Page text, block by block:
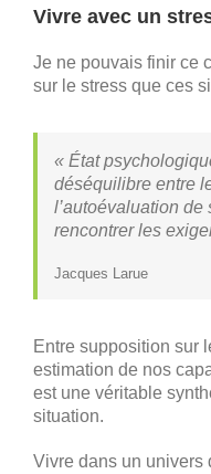
Vivre avec un
Je ne pouvais finir ce
sur le stress que ces
« État
déséquilibre entre
l’autoévaluation de
rencontrer les
Jacques Larue
Entre supposition sur
estimation de nos
est une véritable
situation.
Vivre dans un univers